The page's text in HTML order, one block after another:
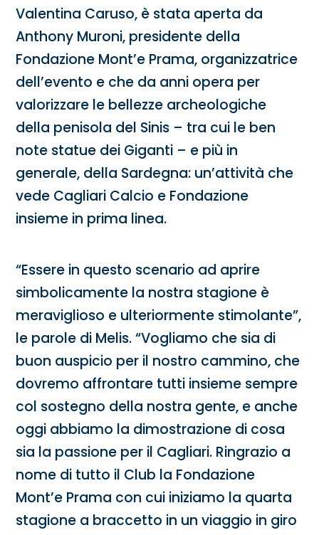
Valentina Caruso, è stata aperta da
Anthony Muroni, presidente della
Fondazione Mont’e Prama, organizzatrice
dell’evento e che da anni opera per
valorizzare le bellezze archeologiche
della penisola del Sinis – tra cui le ben
note statue dei Giganti – e più in
generale, della Sardegna: un’attività che
vede Cagliari Calcio e Fondazione
insieme in prima linea.
“Essere in questo scenario ad aprire
simbolicamente la nostra stagione è
meraviglioso e ulteriormente stimolante”,
le parole di Melis. “Vogliamo che sia di
buon auspicio per il nostro cammino, che
dovremo affrontare tutti insieme sempre
col sostegno della nostra gente, e anche
oggi abbiamo la dimostrazione di cosa
sia la passione per il Cagliari. Ringrazio a
nome di tutto il Club la Fondazione
Mont’e Prama con cui iniziamo la quarta
stagione a braccetto in un viaggio in giro